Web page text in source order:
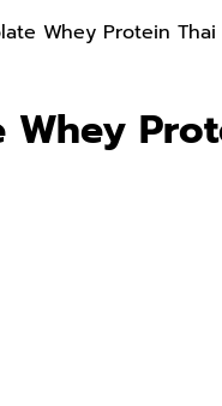
Whey Protein Thai